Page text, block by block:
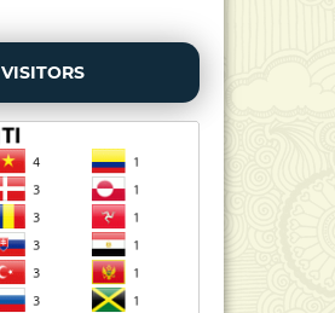
VISITORS